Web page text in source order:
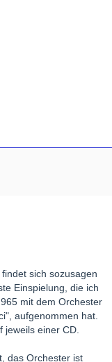
sich sozusagen
Einspielung, die ich
mit dem Orchester
aufgenommen hat.
jeweils einer CD.
das Orchester ist